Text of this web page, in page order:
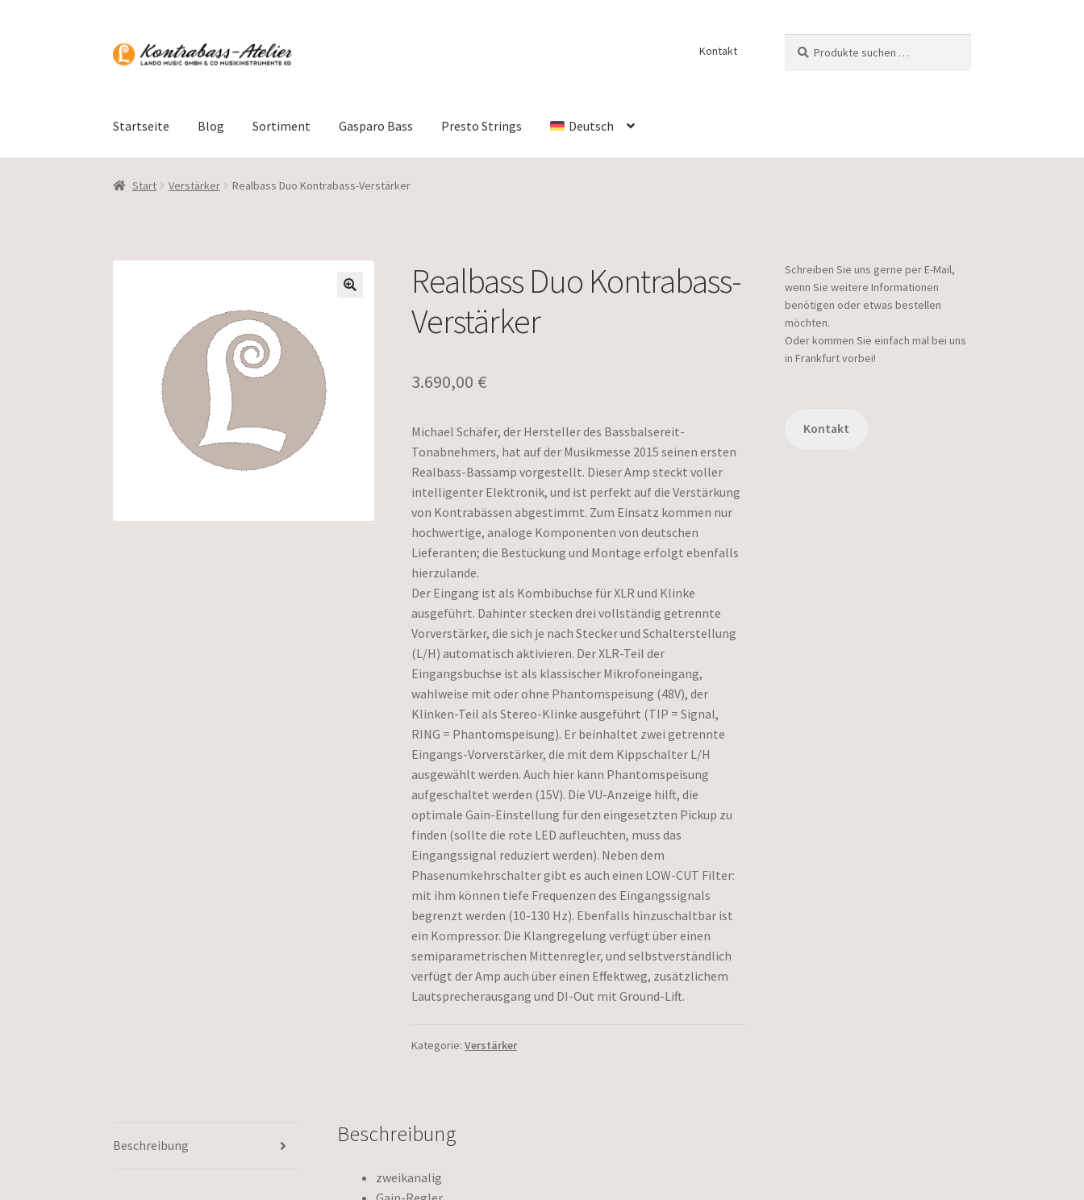
Zur
Navigation
Zum
Inhalt
Kontakt
nach:
Startseite Blog Sortiment Gasparo Bass Presto Strings Deutsch
Start Verstärker Realbass Duo Kontrabass-Verstärker
Realbass Duo Kontrabass-
Verstärker
3.690,00 €
Michael Schäfer, der Hersteller des Bassbalsereit-
Tonabnehmers, hat auf der Musikmesse 2015 seinen ersten
Realbass-Bassamp vorgestellt. Dieser Amp steckt voller
intelligenter Elektronik, und ist perfekt auf die Verstärkung
von Kontrabässen abgestimmt. Zum Einsatz kommen nur
hochwertige, analoge Komponenten von deutschen
Lieferanten; die Bestückung und Montage erfolgt ebenfalls
hierzulande.
Der Eingang ist als Kombibuchse für XLR und Klinke
ausgeführt. Dahinter stecken drei vollständig getrennte
Vorverstärker, die sich je nach Stecker und Schalterstellung
(L/H) automatisch aktivieren. Der XLR-Teil der
Eingangsbuchse ist als klassischer Mikrofoneingang,
wahlweise mit oder ohne Phantomspeisung (48V), der
Klinken-Teil als Stereo-Klinke ausgeführt (TIP = Signal,
RING = Phantomspeisung). Er beinhaltet zwei getrennte
Eingangs-Vorverstärker, die mit dem Kippschalter L/H
ausgewählt werden. Auch hier kann Phantomspeisung
aufgeschaltet werden (15V). Die VU-Anzeige hilft, die
optimale Gain-Einstellung für den eingesetzten Pickup zu
finden (sollte die rote LED aufleuchten, muss das
Eingangssignal reduziert werden). Neben dem
Phasenumkehrschalter gibt es auch einen LOW-CUT Filter:
mit ihm können tiefe Frequenzen des Eingangssignals
begrenzt werden (10-130 Hz). Ebenfalls hinzuschaltbar ist
ein Kompressor. Die Klangregelung verfügt über einen
semiparametrischen Mittenregler, und selbstverständlich
verfügt der Amp auch über einen Effektweg, zusätzlichem
Lautsprecherausgang und DI-Out mit Ground-Lift.
Kategorie:Verstärker
Beschreibung Beschreibung
zweikanalig
Schreiben Sie uns gerne per E-Mail,
wenn Sie weitere Informationen
benötigen oder etwas bestellen
möchten.
Oder kommen Sie einfach mal bei uns
in Frankfurt vorbei!
Kontakt